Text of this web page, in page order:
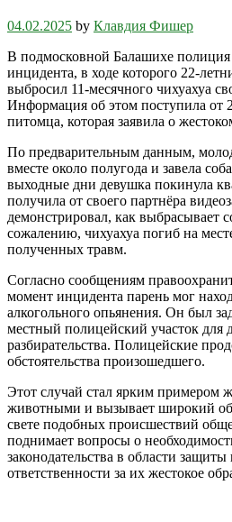
04.02.2025 by Клавдия Фишер
В подмосковной Балашихе полиция
инцидента, в ходе которого 22-
выбросил 11-месячного чихуахуа
Информация об этом поступила от
питомца, которая заявила о
По предварительным данным,
вместе около полугода и завела
выходные дни девушка покинула
получила от своего партнёра
демонстрировал, как выбрасывает
сожалению, чихуахуа погиб на
полученных травм.
Согласно сообщениям
момент инцидента парень мог
алкогольного опьянения. Он был
местный полицейский участок для
разбирательства. Полицейские
обстоятельства произошедшего.
Этот случай стал ярким примером
животными и вызывает широкий
свете подобных происшествий
поднимает вопросы о
законодательства в области
ответственности за их жестокое